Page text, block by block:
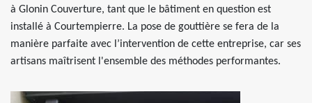
à Glonin Couverture, tant que le bâtiment en question est
installé à Courtempierre. La pose de gouttière se fera de la
manière parfaite avec l’intervention de cette entreprise, car ses
artisans maîtrisent l'ensemble des méthodes performantes.